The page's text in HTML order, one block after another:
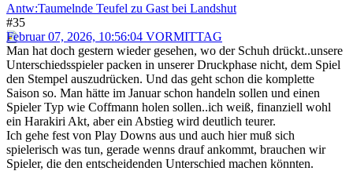
Antw:Taumelnde Teufel zu Gast bei Landshut
#35
Februar 07, 2026, 10:56:04 VORMITTAG
Man hat doch gestern wieder gesehen, wo der Schuh drückt..unsere
Unterschiedsspieler packen in unserer Druckphase nicht, dem Spiel
den Stempel auszudrücken. Und das geht schon die komplette
Saison so. Man hätte im Januar schon handeln sollen und einen
Spieler Typ wie Coffmann holen sollen..ich weiß, finanziell wohl
ein Harakiri Akt, aber ein Abstieg wird deutlich teurer.
Ich gehe fest von Play Downs aus und auch hier muß sich
spielerisch was tun, gerade wenns drauf ankommt, brauchen wir
Spieler, die den entscheidenden Unterschied machen könnten.